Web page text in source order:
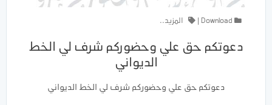
Download المزيد..
دعوتكم حق علي وحضوركم شرف لي الخط
الديواني
دعوتكم حق علي وحضوركم شرف لي الخط الديواني